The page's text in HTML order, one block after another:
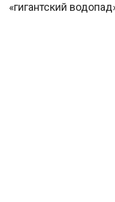
«гигантский